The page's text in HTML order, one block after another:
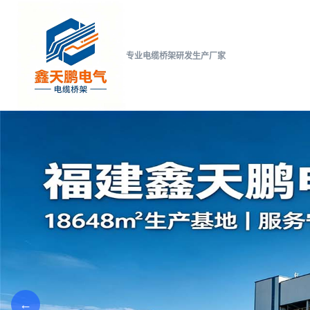
专业电缆桥架研发生产厂家
←